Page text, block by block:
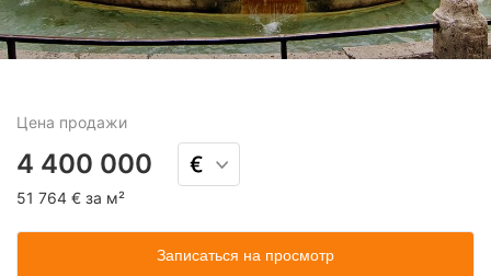
Цена продажи
4 400 000
51 764 € за м²
Записаться на просмотр